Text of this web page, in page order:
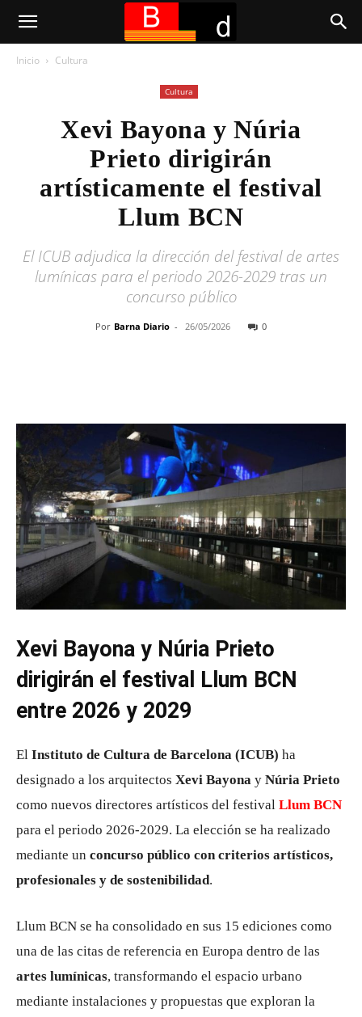
Inicio Cultura
Cultura
Xevi Bayona y Núria
Prieto dirigirán
artísticamente el festival
Llum BCN
El ICUB adjudica la dirección del festival de artes
lumínicas para el periodo 2026-2029 tras un
concurso público
Por Barna Diario - 26/05/2026 0
Xevi Bayona y Núria Prieto
dirigirán el festival Llum BCN
entre 2026 y 2029
El Instituto de Cultura de Barcelona (ICUB) ha
designado a los arquitectos Xevi Bayona y Núria Prieto
como nuevos directores artísticos del festival Llum BCN
para el periodo 2026-2029. La elección se ha realizado
mediante un concurso público con criterios artísticos,
profesionales y de sostenibilidad.
Llum BCN se ha consolidado en sus 15 ediciones como
una de las citas de referencia en Europa dentro de las
artes lumínicas, transformando el espacio urbano
mediante instalaciones y propuestas que exploran la